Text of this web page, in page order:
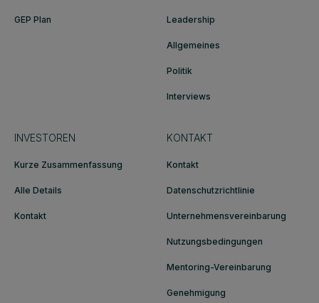
GEP Plan Leadership
Allgemeines
Politik
Interviews
INVESTOREN
Kurze Zusammenfassung
Alle Details
Kontakt
KONTAKT
Kontakt
Datenschutzrichtlinie
Unternehmensvereinbarung
Nutzungsbedingungen
Mentoring-Vereinbarung
Genehmigung